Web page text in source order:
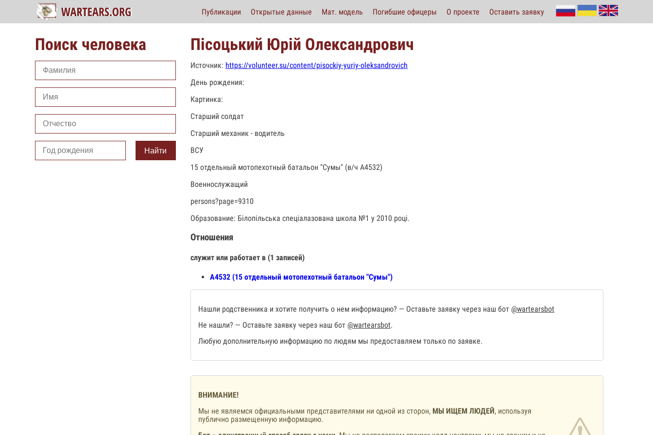
Публикации Открытые данные Мат. модель Погибшие офицеры О проекте Оставить заявку
Поиск человека
Найти
Пісоцький Юрій Олександрович
Источник: https://volunteer.su/content/pisockiy-yuriy-oleksandrovich
День рождения:
Картинка:
Старший солдат
Старший механик - водитель
ВСУ
15 отдельный мотопехотный батальон "Сумы" (в/ч А4532)
Военнослужащий
persons?page=9310
Образование: Білопільська спеціалазована школа №1 у 2010 році.
Отношения
служит или работает в (1 записей)
А4532 (15 отдельный мотопехотный батальон "Сумы")
Нашли родственника и хотите получить о нем информацию? — Оставьте заявку через наш бот @wartearsbot
Не нашли? — Оставьте заявку через наш бот @wartearsbot.
Любую дополнительную информацию по людям мы предоставляем только по заявке.
ВНИМАНИЕ!
Мы не являемся официальными представителями ни одной из сторон, МЫ ИЩЕМ ЛЮДЕЙ, используя
публично размещенную информацию.